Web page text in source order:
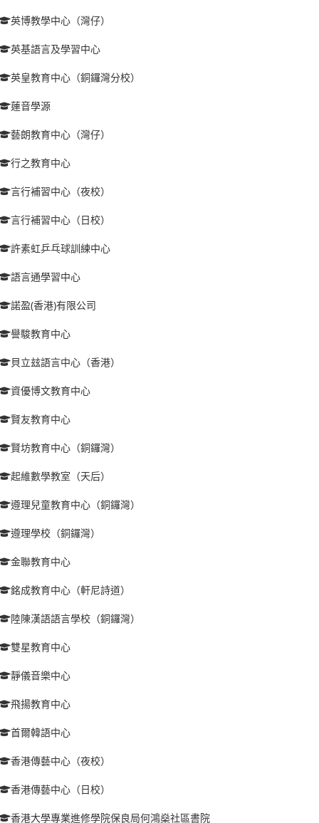
英博教學中心（灣仔）
英基語言及學習中心
英皇教育中心（銅鑼灣分校）
蓮音學源
藝朗教育中心（灣仔）
行之教育中心
言行補習中心（夜校）
言行補習中心（日校）
許素虹乒乓球訓練中心
語言通學習中心
諾盈(香港)有限公司
譽駿教育中心
貝立玆語言中心（香港）
資優博文教育中心
賢友教育中心
賢坊教育中心（銅鑼灣）
起維數學教室（天后）
遵理兒童教育中心（銅鑼灣）
遵理學校（銅鑼灣）
金聯教育中心
銘成教育中心（軒尼詩道）
陸陳漢語語言學校（銅鑼灣）
雙星教育中心
靜儀音樂中心
飛揚教育中心
首爾韓語中心
香港傳藝中心（夜校）
香港傳藝中心（日校）
香港大學專業進修學院保良局何鴻燊社區書院